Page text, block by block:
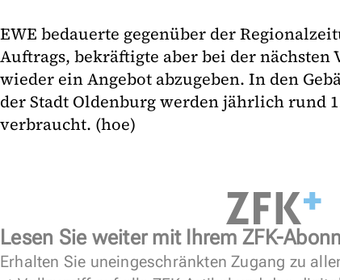
EWE bedauerte gegenüber der
Auftrags, bekräftigte aber bei der nächsten
wieder ein Angebot abzugeben. In den
der Stadt Oldenburg werden jährlich rund
verbraucht. (hoe)
Lesen Sie weiter mit Ihrem ZFK-
Erhalten Sie uneingeschränkten Zugang zu